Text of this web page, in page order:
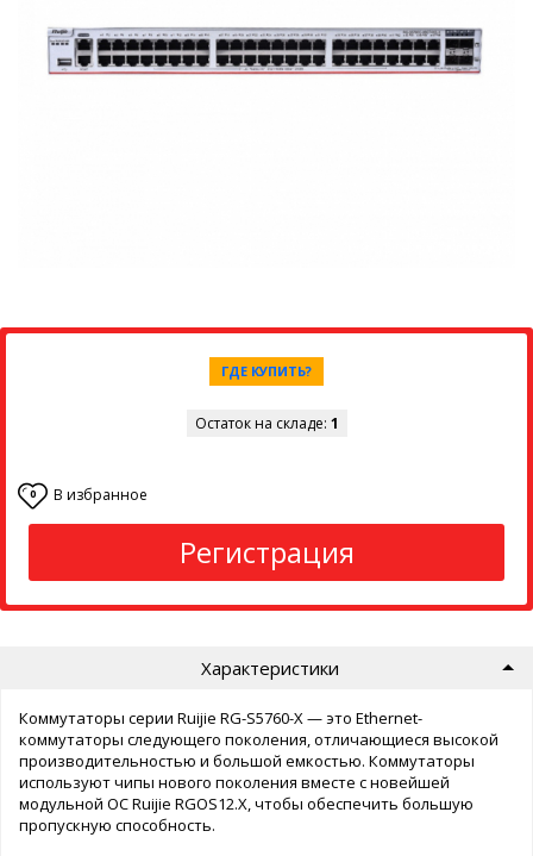
ГДЕ КУПИТЬ?
Остаток на складе: 1
0 В избранное
Регистрация
Характеристики
Коммутаторы серии Ruijie RG-S5760-X — это Ethernet-
коммутаторы следующего поколения, отличающиеся высокой
производительностью и большой емкостью. Коммутаторы
используют чипы нового поколения вместе с новейшей
модульной ОС Ruijie RGOS12.X, чтобы обеспечить большую
пропускную способность.